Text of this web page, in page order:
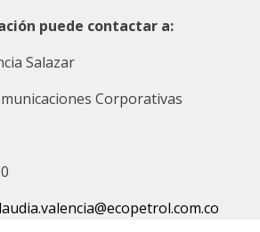
puede contactar a:
Salazar
Corporativas